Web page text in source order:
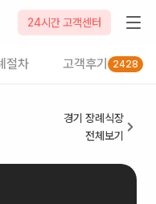
24시간 고객센터
절차 고객후기 2428
경기 장례식장
전체보기